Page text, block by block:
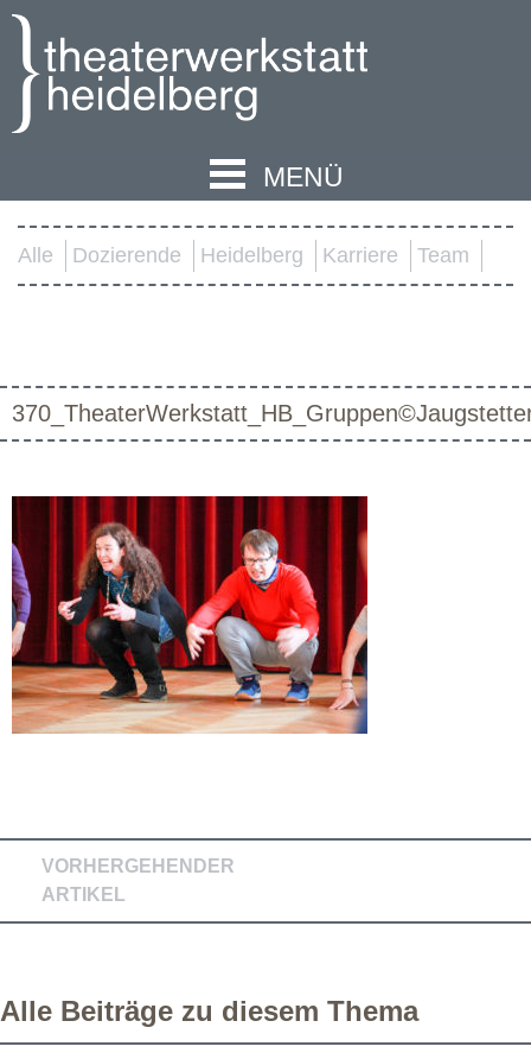
MENÜ
Alle Dozierende Heidelberg Karriere Team
VORHERGEHENDER
ARTIKEL
Alle Beiträge zu diesem Thema